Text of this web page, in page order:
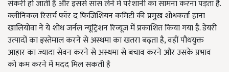
संकरी हो जाती है और इससे सांस लेने में परेशानी का सामना करना पड़ता है.
क्लीनिकल रिसर्च फॉर द फिजिशियन कमिटी की प्रमुख शोधकर्ता हाना
खालियोवा ने ये शोध जर्नल न्यूट्रिशन रिव्यूज में प्रकाशित किया गया है. डेयरी
उत्पादों का इस्तेमाल करने से अस्थमा का खतरा बढ़ता है, वहीं पौधयुक्त
आहार का ज्यादा सेवन करने से अस्थमा से बचाव करने और उसके प्रभाव
को कम करने में मदद मिल सकती है